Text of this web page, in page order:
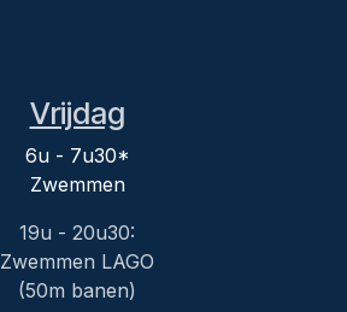
Vrijdag
6u - 7u30*
Zwemmen
19u - 20u30:
Zwemmen LAGO
(50m banen)